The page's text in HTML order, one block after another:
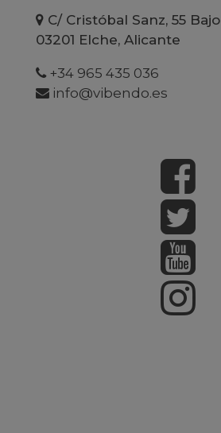
C/ Cristóbal Sanz, 55 Bajo
03201 Elche, Alicante
+34 965 435 036
info@vibendo.es